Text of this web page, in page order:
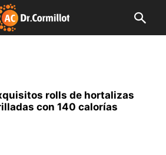
rolls de hortalizas
con 140 calorías